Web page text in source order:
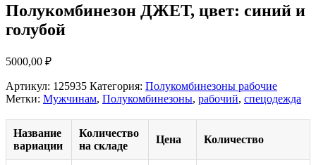
Полукомбинезон ДЖЕТ, цвет: синий и
голубой
5000,00 ₽
Артикул: 125935 Категория: Полукомбинезоны рабочие
Метки: Мужчинам, Полукомбинезоны, рабочий, спецодежда
Название
вариации
Количество
на складе
Цена Количество